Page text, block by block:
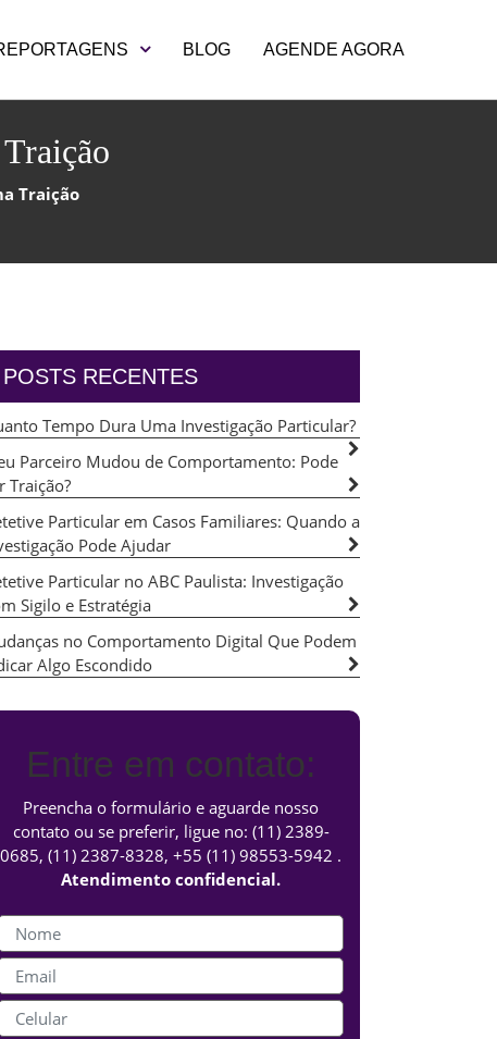
BLOG AGENDE AGORA
Traição
POSTS RECENTES
Tempo Dura Uma Investigação Particular?
Parceiro Mudou de Comportamento: Pode
Traição?
Particular em Casos Familiares: Quando a
Pode Ajudar
Particular no ABC Paulista: Investigação
Sigilo e Estratégia
no Comportamento Digital Que Podem
Algo Escondido
Entre em contato:
Preencha o formulário e aguarde nosso
contato ou se preferir, ligue no: (11) 2389-
0685, (11) 2387-8328, +55 (11) 98553-5942 .
Atendimento confidencial.